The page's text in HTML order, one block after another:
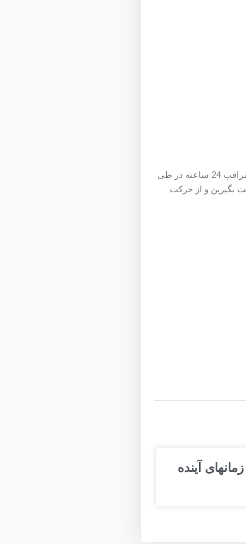
به هر دلیلی مجبور در شرکت در آیلتس آنلاین بودین حتما در بخش اسپیکینگ آموزش ببینید چون دیگه اینجا یک مراقب 24 ساعته در طی
بگیرین و از حرکت
آینده